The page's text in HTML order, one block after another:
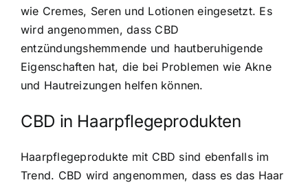
wie Cremes, Seren und Lotionen eingesetzt. Es
wird angenommen, dass CBD
entzündungshemmende und hautberuhigende
Eigenschaften hat, die bei Problemen wie Akne
und Hautreizungen helfen können.
CBD in Haarpflegeprodukten
Haarpflegeprodukte mit CBD sind ebenfalls im
Trend. CBD wird angenommen, dass es das Haar